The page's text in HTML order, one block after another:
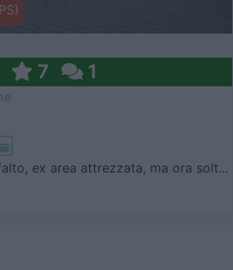
7 1
ex area attrezzata, ma ora solt...